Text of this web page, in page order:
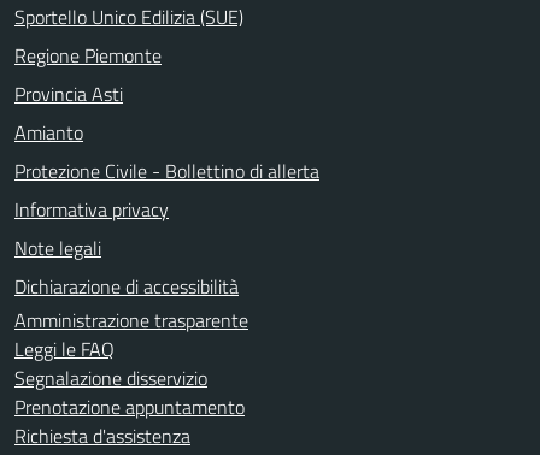
Sportello Unico Edilizia (SUE)
Regione Piemonte
Provincia Asti
Amianto
Protezione Civile - Bollettino di allerta
Informativa privacy
Note legali
Dichiarazione di accessibilità
Amministrazione trasparente
Leggi le FAQ
Segnalazione disservizio
Prenotazione appuntamento
Richiesta d'assistenza